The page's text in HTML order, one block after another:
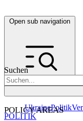
Open sub navigation
Suchen
POLICY AREAS
UkrainePolitik
POLITIK